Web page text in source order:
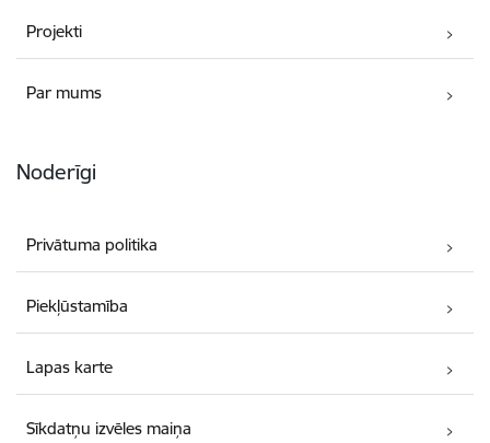
Projekti
Par mums
Noderīgi
Privātuma politika
Piekļūstamība
Lapas karte
Sīkdatņu izvēles maiņa